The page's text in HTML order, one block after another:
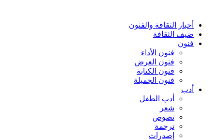
أخبار الثقافة والفنون
ضيف الثقافة
فنون
فنون الأداء
فنون العرض
فنون الكتابة
فنون الجميلة
أدب
أدب الطفل
شعر
نصوص
ترجمة
إصدرات